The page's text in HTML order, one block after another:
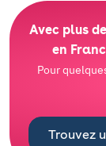
Avec plus de
en
Pour
Trouvez